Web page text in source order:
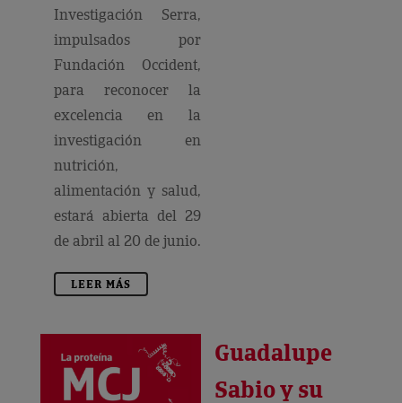
Investigación Serra,
impulsados por
Fundación Occident,
para reconocer la
excelencia en la
investigación en
nutrición,
alimentación y salud,
estará abierta del 29
de abril al 20 de junio.
LEER MÁS
Guadalupe
Sabio y su